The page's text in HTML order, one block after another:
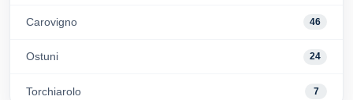
Carovigno 46
Ostuni 24
Torchiarolo 7